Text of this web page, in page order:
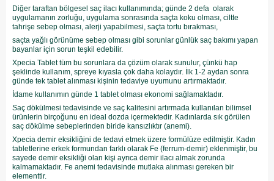
Diğer taraftan bölgesel saç ilacı kullanımında; günde 2 defa olarak
uygulamanın zorluğu, uygulama sonrasında saçta koku olması, ciltte
tahrişe sebep olması, alerji yapabilmesi, saçta tortu bırakması,
saçta yağlı görünüme sebep olması gibi sorunlar günlük saç bakımı yapan
bayanlar için sorun teşkil edebilir.
Xpecia Tablet tüm bu sorunlara da çözüm olarak sunulur, çünkü hap
şeklinde kullanım, spreye kıyasla çok daha kolaydır. İlk 1-2 aydan sonra
günde tek tablet alınması kişinin tedaviye uyumunu artırmaktadır.
İdame kullanımın günde 1 tablet olması ekonomi sağlamaktadır.
Saç dökülmesi tedavisinde ve saç kalitesini artırmada kullanılan bilimsel
ürünlerin birçoğunu en ideal dozda içermektedir. Kadınlarda sık görülen
saç dökülme sebeplerinden biride kansızlıktır (anemi).
Xpecia demir eksikliğini de tedavi etmek üzere formülüze edilmiştir. Kadın
tabletlerine erkek formundan farklı olarak Fe (ferrum-demir) eklenmiştir, bu
sayede demir eksikliği olan kişi ayrıca demir ilacı almak zorunda
kalmamaktadır. Fe anemi tedavisinde mutlaka alınması gereken bir
elementtir.